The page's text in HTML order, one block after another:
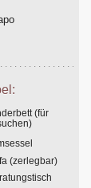
(für
(zerlegbar)